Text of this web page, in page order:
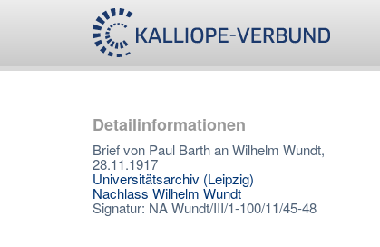
Detailinformationen
Brief von Paul Barth an Wilhelm Wundt,
28.11.1917
Universitätsarchiv (Leipzig)
Nachlass Wilhelm Wundt
Signatur: NA Wundt/III/1-100/11/45-48